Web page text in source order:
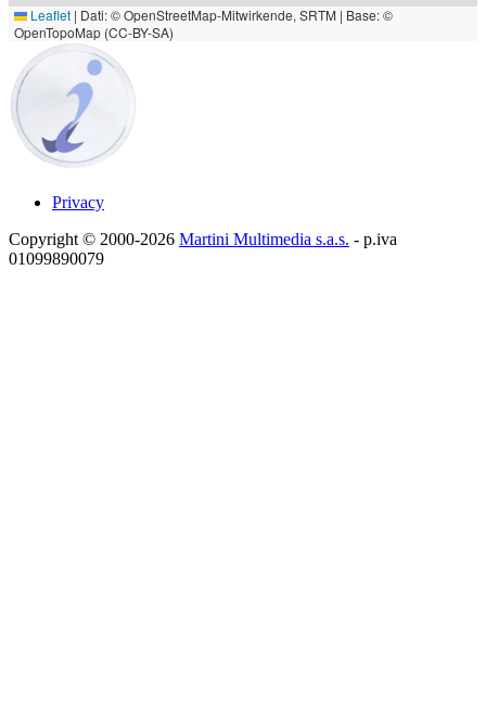
Leaflet | Dati: © OpenStreetMap-Mitwirkende, SRTM | Base: ©
OpenTopoMap (CC-BY-SA)
Privacy
Copyright © 2000-2026 Martini Multimedia s.a.s. - p.iva
01099890079